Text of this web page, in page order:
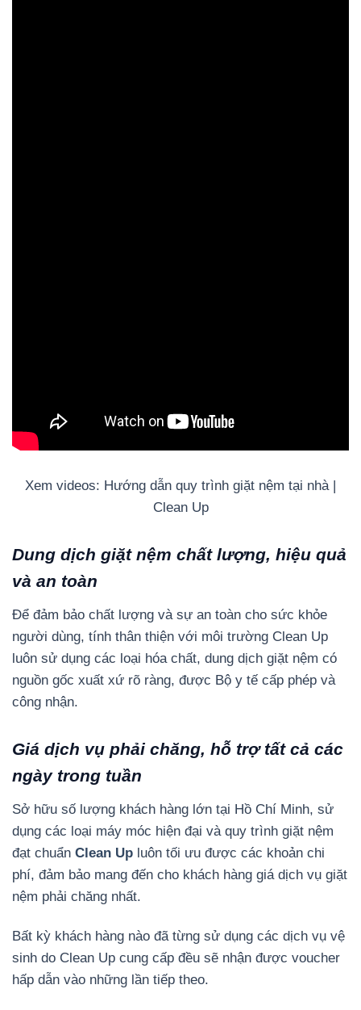
Xem videos: Hướng dẫn quy trình giặt nệm tại nhà |
Clean Up
Dung dịch giặt nệm chất lượng, hiệu quả
và an toàn
Để đảm bảo chất lượng và sự an toàn cho sức khỏe
người dùng, tính thân thiện với môi trường Clean Up
luôn sử dụng các loại hóa chất, dung dịch giặt nệm có
nguồn gốc xuất xứ rõ ràng, được Bộ y tế cấp phép và
công nhận.
Giá dịch vụ phải chăng, hỗ trợ tất cả các
ngày trong tuần
Sở hữu số lượng khách hàng lớn tại Hồ Chí Minh, sử
dụng các loại máy móc hiện đại và quy trình giặt nệm
đạt chuẩn Clean Up luôn tối ưu được các khoản chi
phí, đảm bảo mang đến cho khách hàng giá dịch vụ giặt
nệm phải chăng nhất.
Bất kỳ khách hàng nào đã từng sử dụng các dịch vụ vệ
sinh do Clean Up cung cấp đều sẽ nhận được voucher
hấp dẫn vào những lần tiếp theo.